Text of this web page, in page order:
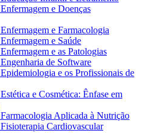
e Doenças
e Farmacologia
e Saúde
e as Patologias
de Software
e os Profissionais de
e Cosmética: Ênfase em
Aplicada à Nutrição
Cardiovascular